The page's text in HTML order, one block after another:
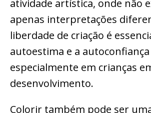
atividade artística, onde não
apenas interpretações
liberdade de criação é
autoestima e a
especialmente em crianças
desenvolvimento.
Colorir também pode ser